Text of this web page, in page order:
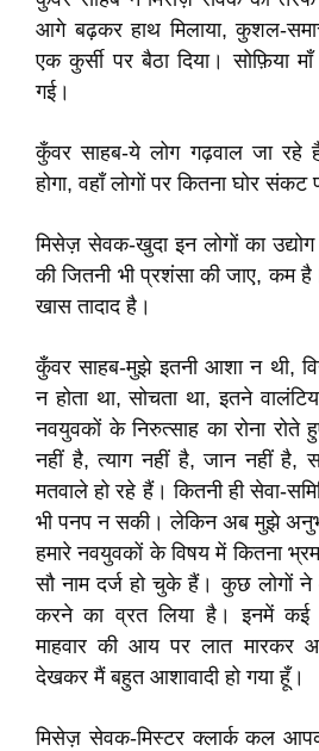
आगे बढ़कर हाथ मिलाया, कुशल-
एक कुर्सी पर बैठा दिया। सोफ़िया
गई।
कुँवर साहब-ये लोग गढ़वाल जा
होगा, वहाँ लोगों पर कितना घोर
मिसेज़ सेवक-खुदा इन लोगों का
की जितनी भी प्रशंसा की जाए, कम
खास तादाद है।
कुँवर साहब-मुझे इतनी आशा न थी,
न होता था, सोचता था, इतने
नवयुवकों के निरुत्साह का रोना रोते
नहीं है, त्याग नहीं है, जान नहीं है,
मतवाले हो रहे हैं। कितनी ही सेवा-
भी पनप न सकी। लेकिन अब मुझे
हमारे नवयुवकों के विषय में कितना
सौ नाम दर्ज हो चुके हैं। कुछ लोगों ने
करने का व्रत लिया है। इनमें कई
माहवार की आय पर लात मारकर
देखकर मैं बहुत आशावादी हो गया हूँ।
मिसेज़ सेवक-मिस्टर क्लार्क कल